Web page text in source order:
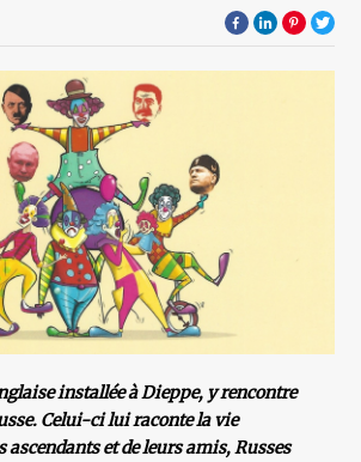
installée à Dieppe, y rencontre
Celui-ci lui raconte la vie
ascendants et de leurs amis, Russes